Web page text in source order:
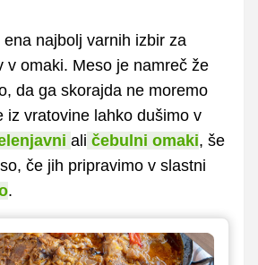
najbolj varnih izbir za
v omaki. Meso je namreč že
da ga skorajda ne moremo
iz vratovine lahko dušimo v
ali čebulni omaki, še
če jih pripravimo v slastni
.